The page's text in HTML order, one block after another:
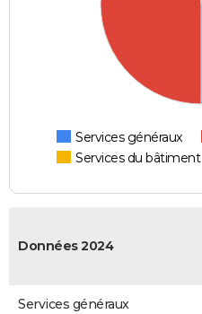
Services généraux
Services du bâtiment
Données 2024
Services généraux